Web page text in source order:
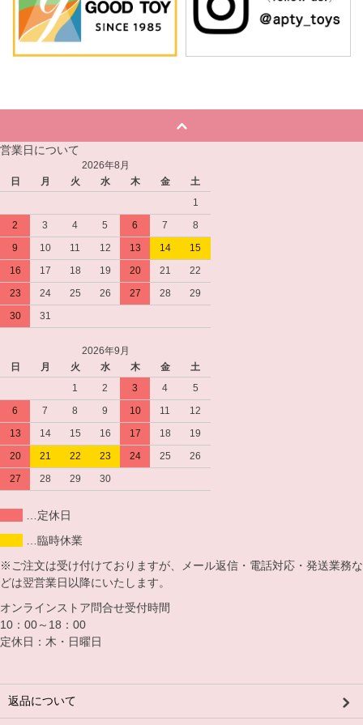
営業日について
2026年8月
日
月 火 水 木 金
土
1
2
3 4 5 6 7
8
9
10 11 12 13 14
15
16
17 18 19 20 21
22
23
24 25 26 27 28
29
30
31
2026年9月
日
月 火 水 木 金
土
1
2 3 4
5
6
7 8 9 10 11
12
13
14 15 16 17 18
19
20
21 22 23 24 25
26
27
28 29 30
…定休日
…臨時休業
※ご注文は受け付けておりますが、メール返信・電話対応・発送業務な
どは翌営業日以降にいたします。
オンラインストア問合せ受付時間
10：00～18：00
定休日：木・日曜日
返品について